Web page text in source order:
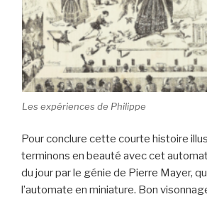
Les expériences de Philippe
Pour conclure cette courte histoire
terminons en beauté avec cet
du jour par le génie de Pierre Mayer,
l’automate en miniature. Bon